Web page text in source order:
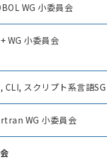
WG 小委員会
WG 小委員会
CLI, スクリプト系言語SG
WG 小委員会